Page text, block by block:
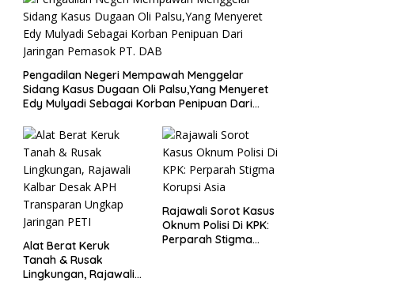
Pengadilan Negeri Mempawah Menggelar
Sidang Kasus Dugaan Oli Palsu,Yang Menyeret
Edy Mulyadi Sebagai Korban Penipuan Dari
Alat Berat Keruk
Tanah & Rusak
Lingkungan, Rajawali
Rajawali Sorot Kasus
Oknum Polisi Di KPK:
Perparah Stigma